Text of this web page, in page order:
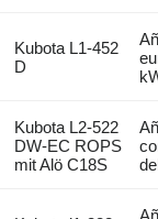
Kubota L1-452
D
Kubota L2-522
DW-EC ROPS
mit Alö C18S